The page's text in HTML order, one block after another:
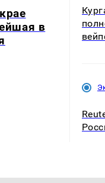
в